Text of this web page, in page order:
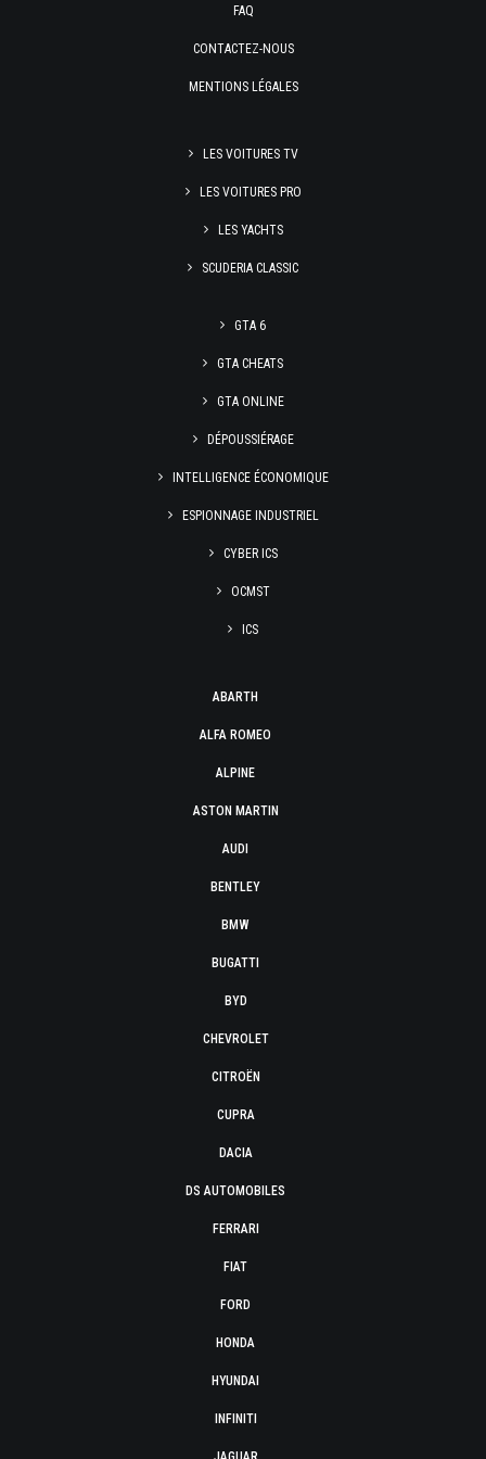
FAQ
CONTACTEZ-NOUS
MENTIONS LÉGALES
LES VOITURES TV
LES VOITURES PRO
LES YACHTS
SCUDERIA CLASSIC
GTA 6
GTA CHEATS
GTA ONLINE
DÉPOUSSIÉRAGE
INTELLIGENCE ÉCONOMIQUE
ESPIONNAGE INDUSTRIEL
CYBER ICS
OCMST
ICS
ABARTH
ALFA ROMEO
ALPINE
ASTON MARTIN
AUDI
BENTLEY
BMW
BUGATTI
BYD
CHEVROLET
CITROËN
CUPRA
DACIA
DS AUTOMOBILES
FERRARI
FIAT
FORD
HONDA
HYUNDAI
INFINITI